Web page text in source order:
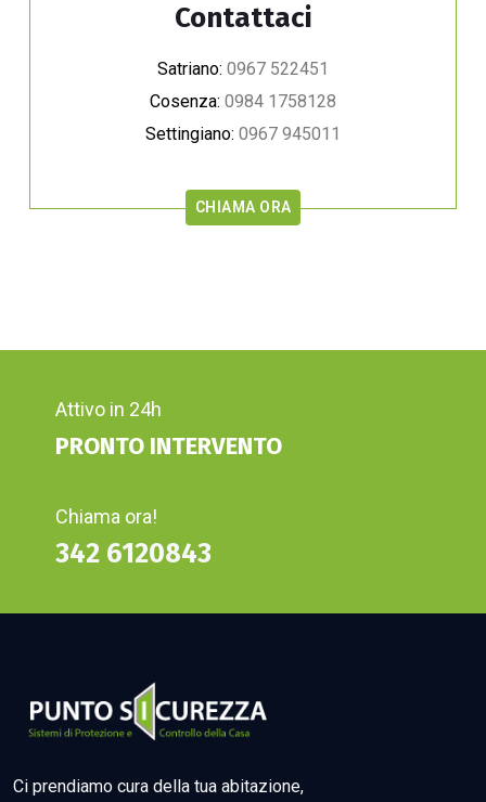
Contattaci
Satriano: 0967 522451
Cosenza: 0984 1758128
Settingiano: 0967 945011
CHIAMA ORA
Attivo in 24h
PRONTO INTERVENTO
Chiama ora!
342 6120843
Ci prendiamo cura della tua abitazione,